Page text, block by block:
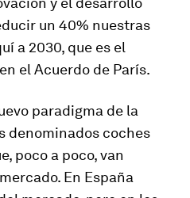
un 40% nuestras
a 2030, que es el
el Acuerdo de París.
paradigma de la
denominados coches
poco a poco, van
En España